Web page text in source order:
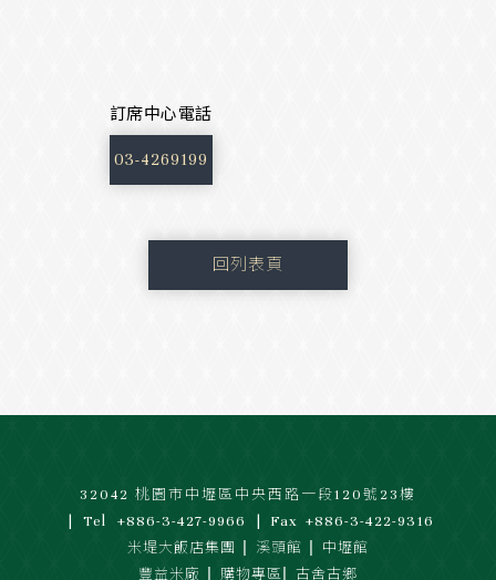
訂席中心電話
03-4269199
回列表頁
32042 桃園市中壢區中央西路一段120號23樓
Tel +886-3-427-9966 Fax +886-3-422-9316
米堤大飯店集團 | 溪頭館 |
中壢館
豐益米廠
| 購物專區| 古舍古鄉